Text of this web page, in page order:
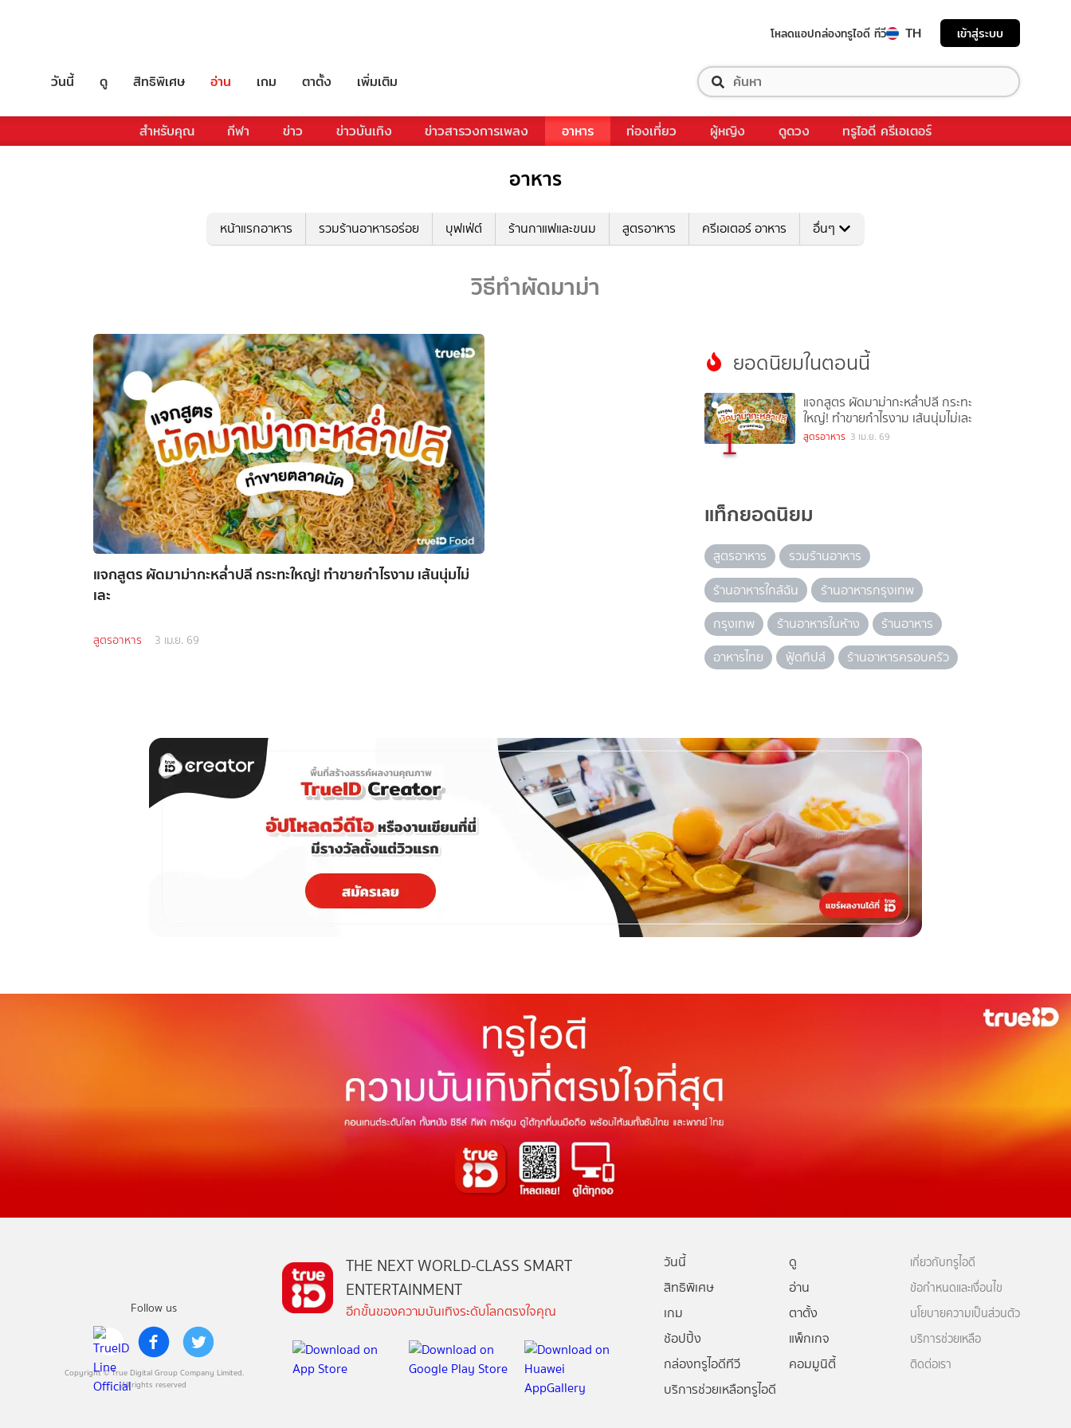
โหลดแอปกล่องทรูไอดี ทีวี TH เข้าสู่ระบบ
วันนี้ ดู สิทธิพิเศษ อ่าน เกม ตาตั้ง เพิ่มเติม
สำหรับคุณ กีฬา ข่าว ข่าวบันเทิง ข่าวสารวงการเพลง อาหาร ท่องเที่ยว ผู้หญิง ดูดวง ทรูไอดี ครีเอเตอร์
อาหาร
หน้าแรกอาหาร รวมร้านอาหารอร่อย บุฟเฟ่ต์ ร้านกาแฟและขนม สูตรอาหาร ครีเอเตอร์ อาหาร อื่นๆ
วิธีทำผัดมาม่า
แจกสูตร ผัดมาม่ากะหล่ำปลี กระทะใหญ่! ทำขายกำไรงาม เส้นนุ่มไม่
เละ
สูตรอาหาร 3 เม.ย. 69
ยอดนิยมในตอนนี้
1
แจกสูตร ผัดมาม่ากะหล่ำปลี กระทะ
ใหญ่! ทำขายกำไรงาม เส้นนุ่มไม่เละ
สูตรอาหาร 3 เม.ย. 69
แท็กยอดนิยม
สูตรอาหาร
รวมร้านอาหาร
ร้านอาหารใกล้ฉัน
ร้านอาหารกรุงเทพ
กรุงเทพ
ร้านอาหารในห้าง
ร้านอาหาร
อาหารไทย
ฟู้ดทิปส์ ร้านอาหารครอบครัว
Follow us
Copyright © True Digital Group Company Limited.
All rights reserved
THE NEXT WORLD-CLASS SMART
ENTERTAINMENT
อีกขั้นของความบันเทิงระดับโลกตรงใจคุณ
วันนี้
ดู
สิทธิพิเศษ
อ่าน
เกม
ตาตั้ง
ช้อปปิ้ง
แพ็กเกจ
กล่องทรูไอดีทีวี
คอมมูนิตี้
บริการช่วยเหลือทรูไอดี
เกี่ยวกับทรูไอดี
ข้อกำหนดและเงื่อนไข
นโยบายความเป็นส่วนตัว
บริการช่วยเหลือ
ติดต่อเรา